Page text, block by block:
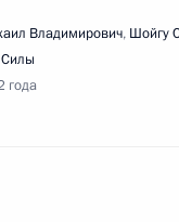
с членами
Владимирович, Шойгу
года